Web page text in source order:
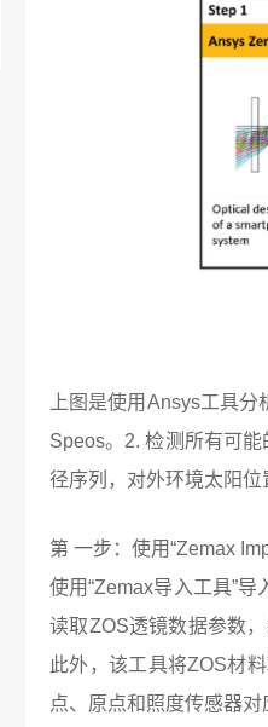
上图是使用Ansys工具
Speos。2. 检测所有可
径序列，对外环境太阳位
第 一步：使用“Zemax
使用“Zemax导入工具”
读取ZOS透镜数据参数
此外，该工具将ZOS材
点、原点和照度传感器